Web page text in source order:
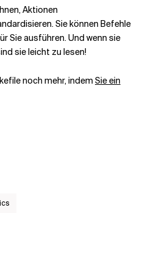
Aktionen
Sie können Befehle
Sie ausführen. Und wenn sie
sie leicht zu lesen!
noch mehr, indem Sie ein